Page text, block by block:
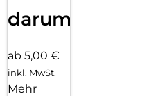
darum!
ab 5,00 €
inkl. MwSt.
Mehr